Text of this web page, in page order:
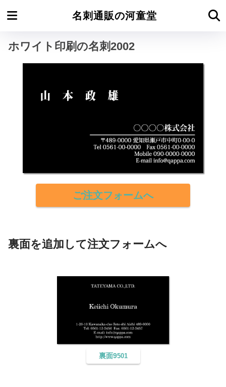
名刺通販の河童堂
ホーム ホワイト印刷の名刺よこ型
ホワイト印刷の名刺2002
ご注文フォームへ
裏面を追加して注文フォームへ
裏面9501